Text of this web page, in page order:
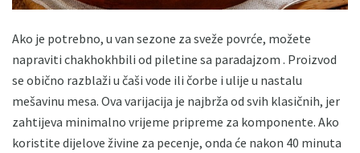
Ako je potrebno, u van sezone za sveže povrće, možete
napraviti chakhokhbili od piletine sa paradajzom . Proizvod
se obično razblaži u čaši vode ili čorbe i ulije u nastalu
mešavinu mesa. Ova varijacija je najbrža od svih klasičnih, jer
zahtijeva minimalno vrijeme pripreme za komponente. Ako
koristite dijelove živine za pecenje, onda će nakon 40 minuta